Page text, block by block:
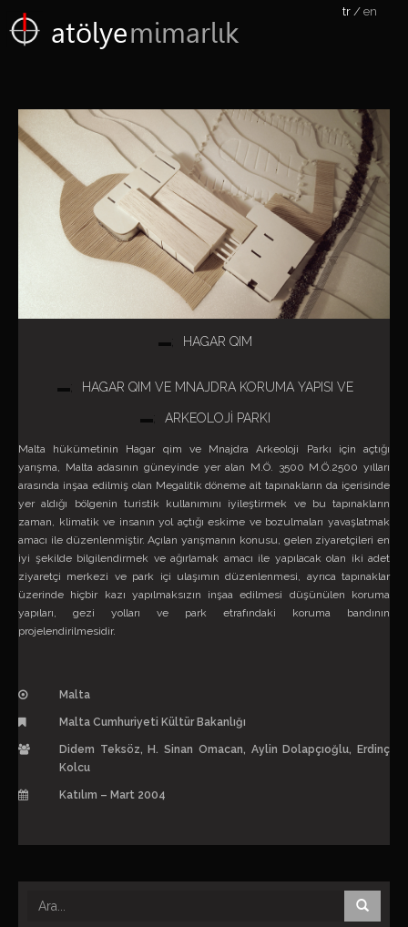
atölyemimarlık
tr en
HAGAR QIM
HAGAR QIM VE MNAJDRA KORUMA YAPISI VE
ARKEOLOJİ PARKI
Malta hükümetinin Hagar qim ve Mnajdra Arkeoloji Parkı için açtığı
yarışma, Malta adasının güneyinde yer alan M.Ö. 3500 M.Ö.2500 yılları
arasında inşaa edilmiş olan Megalitik döneme ait tapınakların da içerisinde
yer aldığı bölgenin turistik kullanımını iyileştirmek ve bu tapınakların
zaman, klimatik ve insanın yol açtığı eskime ve bozulmaları yavaşlatmak
amacı ile düzenlenmiştir. Açılan yarışmanın konusu, gelen ziyaretçileri en
iyi şekilde bilgilendirmek ve ağırlamak amacı ile yapılacak olan iki adet
ziyaretçi merkezi ve park içi ulaşımın düzenlenmesi, ayrıca tapınaklar
üzerinde hiçbir kazı yapılmaksızın inşaa edilmesi düşünülen koruma
yapıları, gezi yolları ve park etrafındaki koruma bandının
projelendirilmesidir.
Malta
Malta Cumhuriyeti Kültür Bakanlığı
Didem Teksöz, H. Sinan Omacan, Aylin Dolapçıoğlu, Erdinç
Kolcu
Katılım – Mart 2004